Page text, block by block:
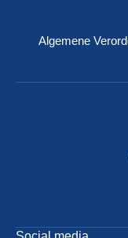
Algemene